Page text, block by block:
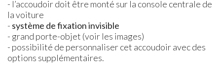
- l’accoudoir doit être monté sur la console centrale de
la voiture
- système de fixation invisible
- grand porte-objet (voir les images)
- possibilité de personnaliser cet accoudoir avec des
options supplémentaires.